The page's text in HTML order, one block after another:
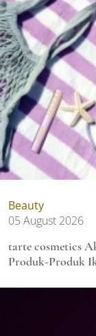
Beauty
05 August 2026
tarte cosmetics
Produk-Produk